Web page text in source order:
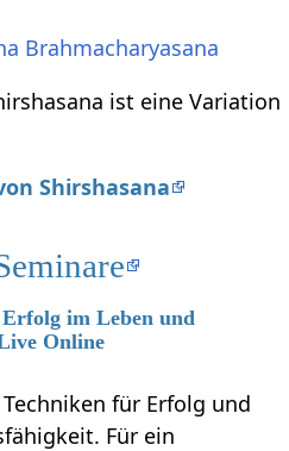
Brahmacharyasana
ist eine Variation
Shirshasana
Erfolg im Leben und
Online
für Erfolg und
Für ein